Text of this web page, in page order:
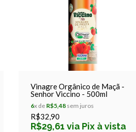
Vinagre Orgânico de Maçã -
Senhor Viccino - 500ml
6x de R$5,48 sem juros
R$32,90
R$29,61 via Pix à vista